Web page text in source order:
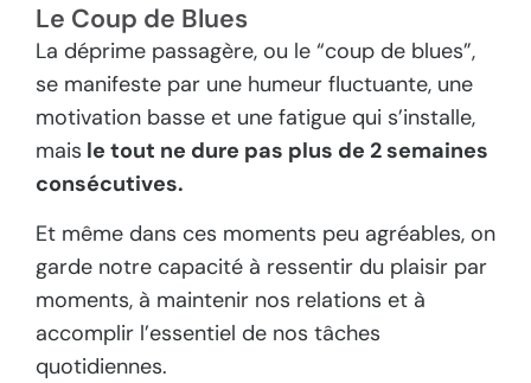
Le Coup de Blues
La déprime passagère, ou le “coup de blues”,
se manifeste par une humeur fluctuante, une
motivation basse et une fatigue qui s’installe,
mais le tout ne dure pas plus de 2 semaines
consécutives.
Et même dans ces moments peu agréables, on
garde notre capacité à ressentir du plaisir par
moments, à maintenir nos relations et à
accomplir l’essentiel de nos tâches
quotidiennes.